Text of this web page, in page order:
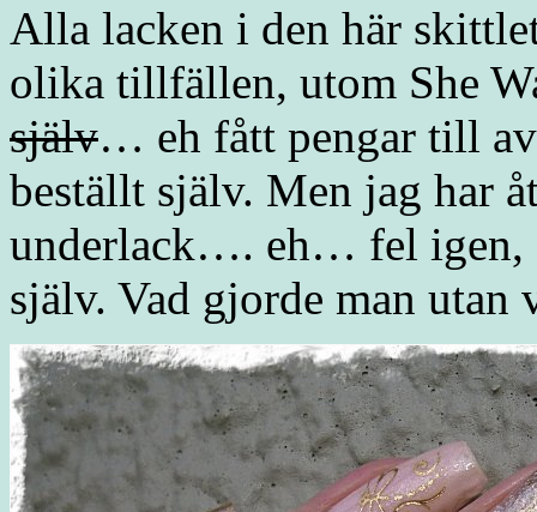
Alla lacken i den här
olika tillfällen, utom She
själv… eh fått pengar till
beställt själv. Men jag har
underlack…. eh… fel igen,
själv. Vad gjorde man utan